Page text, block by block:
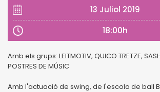
13 Juliol 2019
18:00h
Amb els grups: LEITMOTIV, QUICO TRETZE,
POSTRES DE MÚSIC
Amb l'actuació de swing, de l'escola de ball